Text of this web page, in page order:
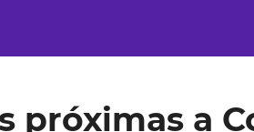
próximas a